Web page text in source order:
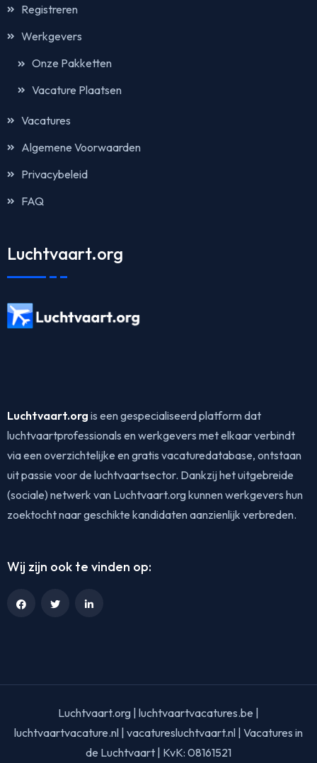
Registreren
Werkgevers
Onze Pakketten
Vacature Plaatsen
Vacatures
Algemene Voorwaarden
Privacybeleid
FAQ
Luchtvaart.org
Luchtvaart.org is een gespecialiseerd platform dat
luchtvaartprofessionals en werkgevers met elkaar verbindt
via een overzichtelijke en gratis vacaturedatabase, ontstaan
uit passie voor de luchtvaartsector. Dankzij het uitgebreide
(sociale) netwerk van Luchtvaart.org kunnen werkgevers hun
zoektocht naar geschikte kandidaten aanzienlijk verbreden.
Wij zijn ook te vinden op:
Luchtvaart.org | luchtvaartvacatures.be |
luchtvaartvacature.nl | vacaturesluchtvaart.nl | Vacatures in
de Luchtvaart | KvK: 08161521